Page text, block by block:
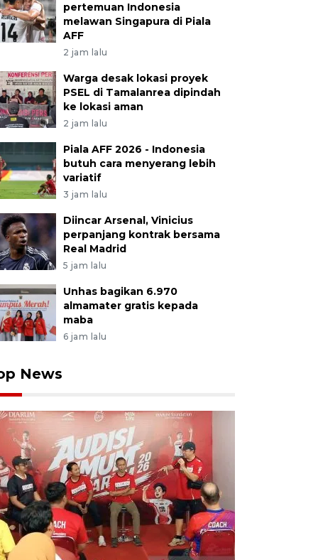
pertemuan Indonesia
melawan Singapura di Piala
AFF
2 jam lalu
Warga desak lokasi proyek
PSEL di Tamalanrea dipindah
ke lokasi aman
2 jam lalu
Piala AFF 2026 - Indonesia
butuh cara menyerang lebih
variatif
3 jam lalu
Diincar Arsenal, Vinicius
perpanjang kontrak bersama
Real Madrid
5 jam lalu
Unhas bagikan 6.970
almamater gratis kepada
maba
6 jam lalu
News